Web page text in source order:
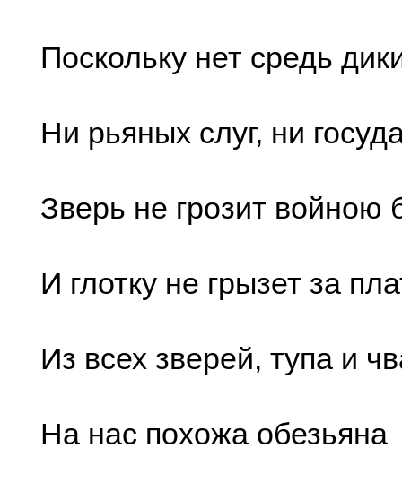
Поскольку нет средь
Ни рьяных слуг, ни
Зверь не грозит войною
И глотку не грызет за
Из всех зверей, тупа и
На нас похожа обезьяна